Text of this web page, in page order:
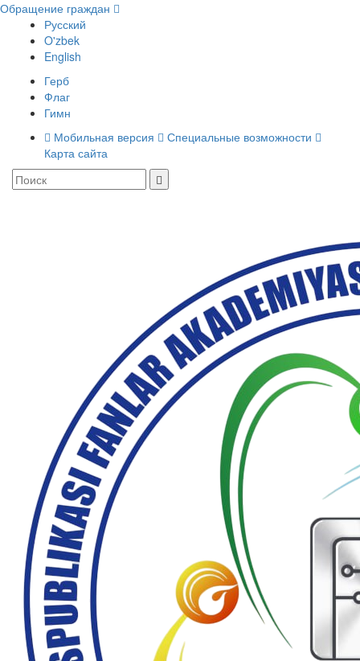
Обращение граждан
Русский
O'zbek
English
Герб
Флаг
Гимн
Мобильная версия
Специальные возможности
Карта сайта